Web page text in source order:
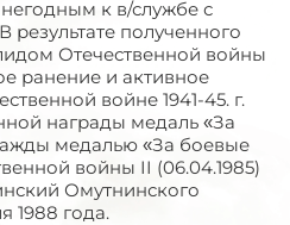
к в/службе с
результате полученного
Отечественной войны
ранение и активное
войне 1941-45. г.
награды медаль «За
медалью «За боевые
войны II (06.04.1985)
Омутнинского
1988 года.